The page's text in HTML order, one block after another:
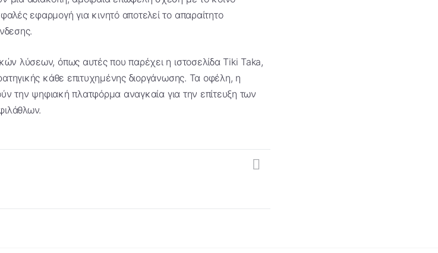
εφαρμογή για κινητό αποτελεί το απαραίτητο
λύσεων, όπως αυτές που παρέχει η ιστοσελίδα Tiki Taka,
κάθε επιτυχημένης διοργάνωσης. Τα οφέλη, η
την ψηφιακή πλατφόρμα αναγκαία για την επίτευξη των